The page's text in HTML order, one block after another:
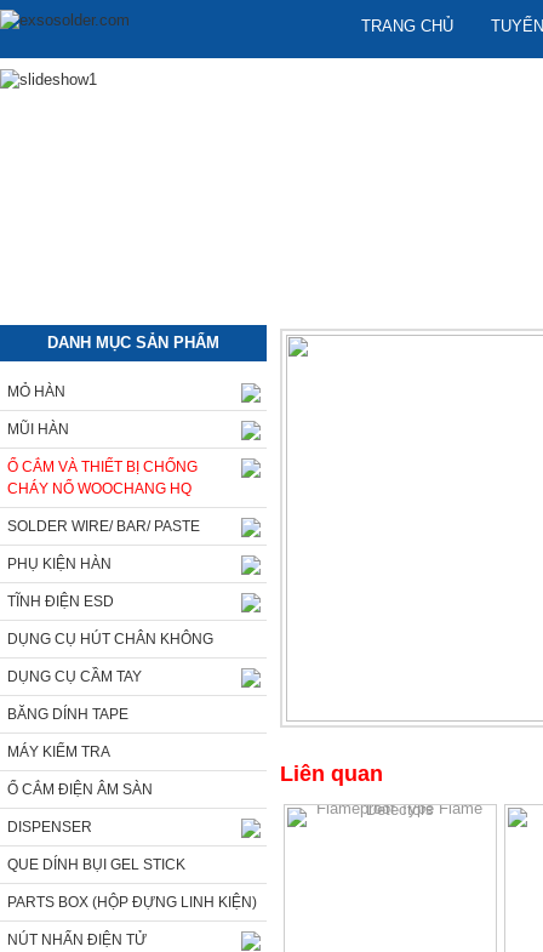
TRANG CHỦ
DANH MỤC SẢN PHẨM
MỎ HÀN
MŨI HÀN
Ổ CẮM VÀ THIẾT BỊ CHỐNG
CHÁY NỔ WOOCHANG HQ
SOLDER WIRE/ BAR/ PASTE
PHỤ KIỆN HÀN
TĨNH ĐIỆN ESD
DỤNG CỤ HÚT CHÂN KHÔNG
DỤNG CỤ CẦM TAY
BĂNG DÍNH TAPE
MÁY KIỂM TRA
Ổ CẮM ĐIỆN ÂM SÀN
DISPENSER
QUE DÍNH BỤI GEL STICK
PARTS BOX (HỘP ĐỰNG LINH KIỆN)
NÚT NHẤN ĐIỆN TỬ
Liên quan